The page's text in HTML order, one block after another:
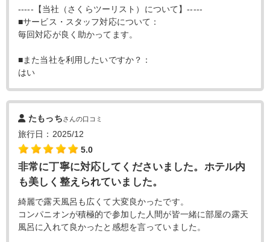
-----【当社（さくらツーリスト）について】-----
■サービス・スタッフ対応について：
毎回対応が良く助かってます。
■また当社を利用したいですか？：
はい
たもっちさんの口コミ
旅行日：2025/12
5.0
非常に丁寧に対応してくださいました。ホテル内
も美しく整えられていました。
綺麗で露天風呂も広くて大変良かったです。
コンパニオンが積極的で参加した人間が皆一緒に部屋の露天
風呂に入れて良かったと感想を言っていました。